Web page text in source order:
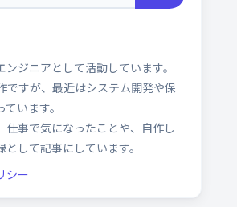
ンジニアとして活動しています。
ですが、最近はシステム開発や保
います。
仕事で気になったことや、自作し
して記事にしています。
シー